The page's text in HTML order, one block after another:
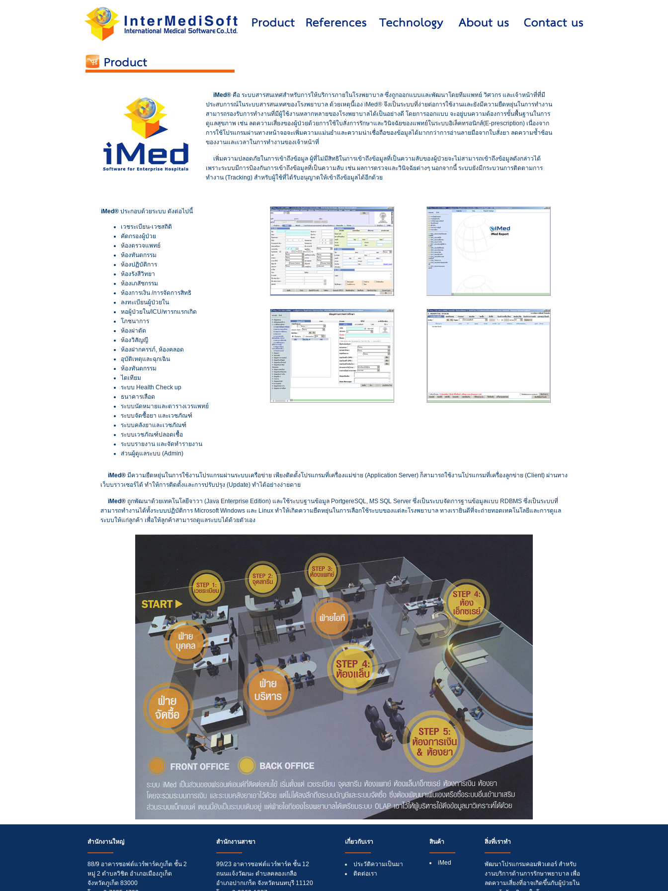
iMed® คือ ระบบสารสนเทศสำหรับการให้บริการภายในโรงพยาบาล ซึ่งถูกออกแบบและพัฒนาโดยทีมแพทย์ วิศวกร และเจ้าหน้าที่ที่มี
ประสบการณ์ในระบบสารสนเทศของโรงพยาบาล ด้วยเหตุนี้เอง iMed® จึงเป็นระบบที่ง่ายต่อการใช้งานและยังมีความยืดหยุ่นในการทำงาน
สามารถรองรับการทำงานที่มีผู้ใช้งานหลากหลายของโรงพยาบาลได้เป็นอย่างดี โดยการออกแบบ จะอยู่บนความต้องการขั้นพื้นฐานในการ
ดูแลสุขภาพ เช่น ลดความเสี่ยงของผู้ป่วยด้วยการใช้ใบสั่งการรักษาและวินิจฉัยของแพทย์ในระบบอิเล็คทรอนิกส์(E-prescription) เนื่องจาก
การใช้โปรแกรมผ่านทางหน้าจอจะเพิ่มความแม่นยำและความน่าเชื่อถือของข้อมูลได้มากกว่าการอ่านลายมือจากใบสั่งยา ลดความซ้ำซ้อน
ของงานและเวลาในการทำงานของเจ้าหน้าที่
เพิ่มความปลอดภัยในการเข้าถึงข้อมูล ผู้ที่ไม่มีสิทธิในการเข้าถึงข้อมูลที่เป็นความลับของผู้ป่วยจะไม่สามารถเข้าถึงข้อมูลดังกล่าวได้
เพราะระบบมีการป้องกันการเข้าถึงข้อมูลที่เป็นความลับ เช่น ผลการตรวจและวินิจฉัยต่างๆ นอกจากนี้ ระบบยังมีกระบวนการติดตามการ
ทำงาน (Tracking) สำหรับผู้ใช้ที่ได้รับอนุญาตให้เข้าถึงข้อมูลได้อีกด้วย
iMed® ประกอบด้วยระบบ ดังต่อไปนี้
เวชระเบียน-เวชสถิติ
คัดกรองผู้ป่วย
ห้องตรวจแพทย์
ห้องทันตกรรม
ห้องปฏิบัติการ
ห้องรังสีวิทยา
ห้องเภสัชกรรม
ห้องการเงิน /การจัดการสิทธิ
ลงทะเบียนผู้ป่วยใน
หอผู้ป่วยใน/ICU/ทารกแรกเกิด
โภชนาการ
ห้องผ่าตัด
ห้องวิสัญญี
ห้องฝากครรภ์, ห้องคลอด
อุบัติเหตุและฉุกเฉิน
ห้องทันตกรรม
ไตเทียม
ระบบ Health Check up
ธนาคารเลือด
ระบบนัดหมายและตารางเวรแพทย์
ระบบจัดซื้อยา และเวชภัณฑ์
ระบบคลังยาและเวชภัณฑ์
ระบบเวชภัณฑ์ปลอดเชื้อ
ระบบรายงาน และจัดทำรายงาน
ส่วนผู้ดูแลระบบ (Admin)
iMed® มีความยืดหยุ่นในการใช้งานโปรแกรมผ่านระบบเครือข่าย เพียงติดตั้งโปรแกรมที่เครื่องแม่ข่าย (Application Server) ก็สามารถใช้งานโปรแกรมที่เครื่องลูกข่าย (Client) ผ่านทาง
เว็บบราวเซอร์ได้ ทำให้การติดตั้งและการปรับปรุง (Update) ทำได้อย่างง่ายดาย
iMed® ถูกพัฒนาด้วยเทคโนโลยีจาวา (Java Enterprise Edition) และใช้ระบบฐานข้อมูล PortgereSQL, MS SQL Server ซึ่งเป็นระบบจัดการฐานข้อมูลแบบ RDBMS ซึ่งเป็นระบบที่
สามารถทำงานได้ทั้งระบบปฏิบัติการ Microsoft Windows และ Linux ทำให้เกิดความยืดหยุ่นในการเลือกใช้ระบบของแต่ละโรงพยาบาล ทางเรายินดีที่จะถ่ายทอดเทคโนโลยีและการดูแล
ระบบให้แก่ลูกค้า เพื่อให้ลูกค้าสามารถดูแลระบบได้ด้วยตัวเอง
สำนักงานใหญ่ สำนักงานสาขา เกี่ยวกับเรา สินค้า สิ่งที่เราทำ
88/9 อาคารซอฟต์แวร์พาร์คภูเก็ต ชั้น 2
หมู่ 2 ตำบลวิชิต อำเภอเมืองภูเก็ต
จังหวัดภูเก็ต 83000
99/23 อาคารซอฟต์แวร์พาร์ค ชั้น 12
ถนนแจ้งวัฒนะ ตำบลคลองเกลือ
อำเภอปากเกร็ด จังหวัดนนทบุรี 11120
ประวัติความเป็นมา
ติดต่อเรา
iMed
พัฒนาโปรแกรมคอมพิวเตอร์ สำหรับ
งานบริการด้านการรักษาพยาบาล เพื่อ
ลดความเสี่ยงที่อาจเกิดขึ้นกับผู้ป่วยใน